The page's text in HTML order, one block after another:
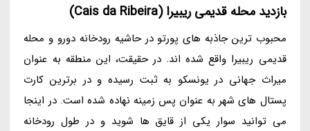
بازدید محله قدیمی ریبیرا (Cais da Ribeira)
محبوب ترین جاذبه های پورتو در حاشیه رودخانه دورو و محله
قدیمی ریبیرا واقع شده اند. در حقیقت، این منطقه به عنوان
میراث جهانی در یونسکو به ثبت رسیده و در برترین کارت
پستال های شهر به عنوان پس زمینه نهاده شده است. در اینجا
می توانید سوار یکی از قایق ها شوید و در طول رودخانه